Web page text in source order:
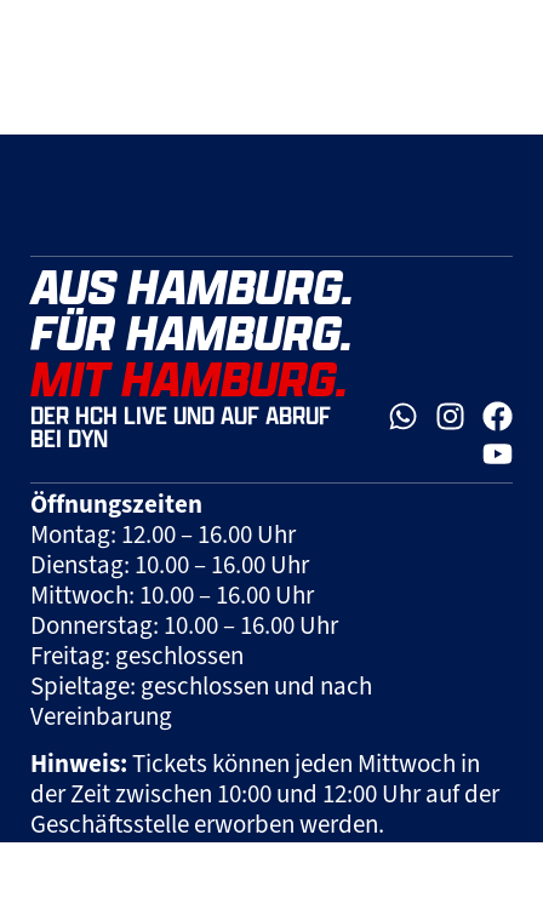
AUS HAMBURG.
FÜR HAMBURG.
MIT HAMBURG.
DER HCH LIVE UND AUF ABRUF
BEI DYN
Öffnungszeiten
Montag: 12.00 – 16.00 Uhr
Dienstag: 10.00 – 16.00 Uhr
Mittwoch: 10.00 – 16.00 Uhr
Donnerstag: 10.00 – 16.00 Uhr
Freitag: geschlossen
Spieltage: geschlossen und nach
Vereinbarung
Hinweis:Tickets können jeden Mittwoch in
der Zeit zwischen 10:00 und 12:00 Uhr auf der
Geschäftsstelle erworben werden.